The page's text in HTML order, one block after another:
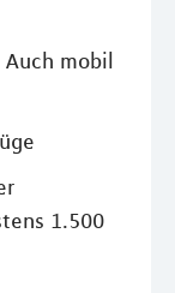
Auch mobil
1.500